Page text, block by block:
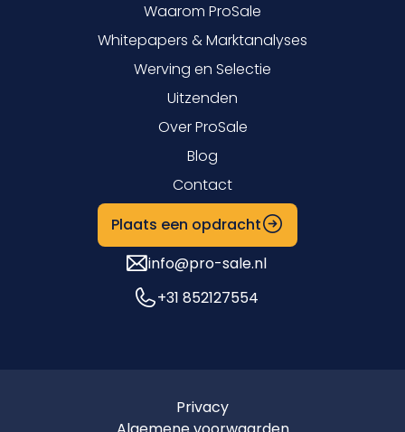
Waarom ProSale
Whitepapers & Marktanalyses
Werving en Selectie
Uitzenden
Over ProSale
Blog
Contact
Plaats een opdracht
info@pro-sale.nl
+31 852127554
Privacy